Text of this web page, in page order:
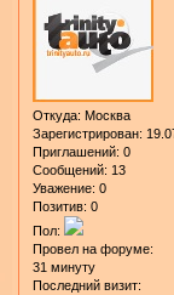
Откуда: Москва
Зарегистрирован:
Приглашений: 0
Сообщений: 13
Уважение: 0
Позитив: 0
Пол:
Провел на форуме:
31 минуту
Последний визит: